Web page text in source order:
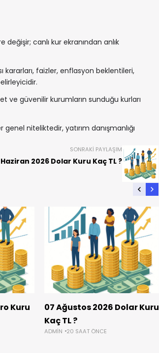
canlı kur ekranından anlık
kararları, faizler, enflasyon beklentileri,
ve güvenilir kurumların sunduğu kurları
genel niteliktedir, yatırım danışmanlığı
SONRAKI PAYLAŞIM
Haziran 2026 Dolar Kuru Kaç TL ?
Kuru
07 Ağustos 2026 Dolar Kuru
Kaç TL ?
ADMIN 20 SAAT ÖNCE